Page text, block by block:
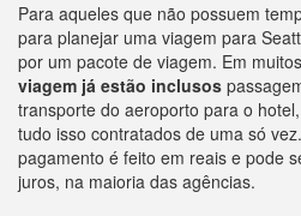
Para aqueles que não possuem
para planejar uma viagem para
por um pacote de viagem. Em
viagem já estão inclusos
transporte do aeroporto para o
tudo isso contratados de uma só
pagamento é feito em reais e pode
juros, na maioria das agências.